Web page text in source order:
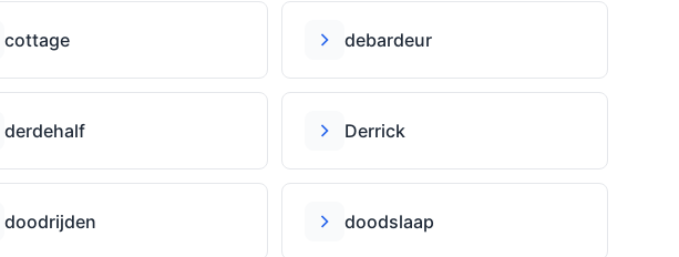
cottage debardeur
derdehalf Derrick
doodrĳden doodslaap